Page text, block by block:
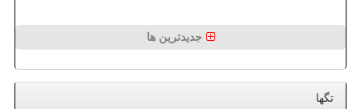
جدیدترین ها
تگها